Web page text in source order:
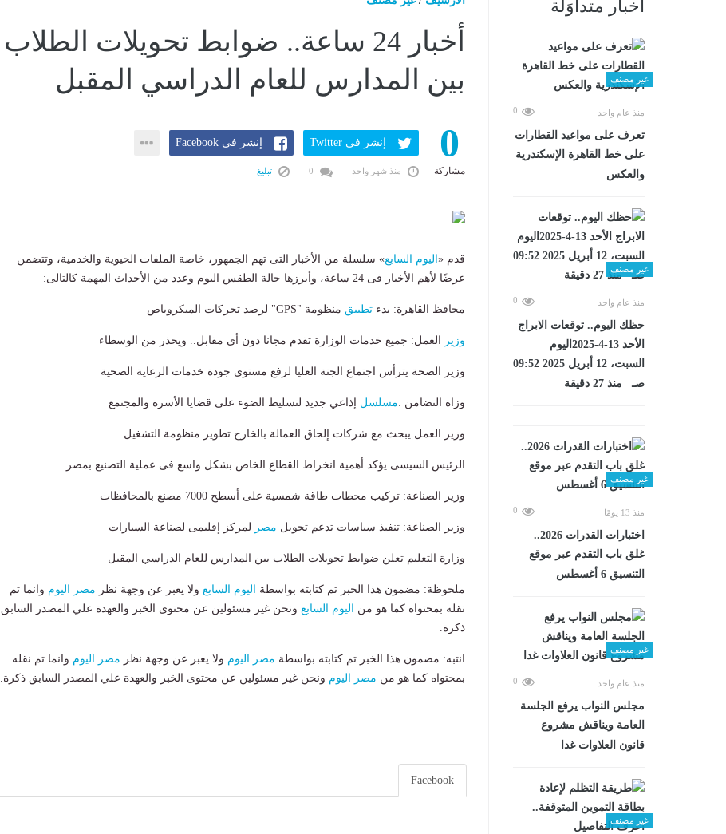
أخبار متداوَلة
غير مصنف
منذ عام واحد 0
تعرف على مواعيد القطارات
على خط القاهرة الإسكندرية
والعكس
غير مصنف
منذ عام واحد 0
حظك اليوم.. توقعات الابراج
الأحد 13-4-2025اليوم
السبت، 12 أبريل 2025 09:52
صـ منذ 27 دقيقة
غير مصنف
منذ 13 يومًا 0
اختبارات القدرات 2026..
غلق باب التقدم عبر موقع
التنسيق 6 أغسطس
غير مصنف
منذ عام واحد 0
مجلس النواب يرفع الجلسة
العامة ويناقش مشروع
قانون العلاوات غدا
غير مصنف
أخبار 24 ساعة.. ضوابط تحويلات الطلاب
بين المدارس للعام الدراسي المقبل
0
مشاركة
إنشر فى Twitter إنشر فى Facebook
منذ شهر واحد تبليغ
قدم « اليوم السابع
» سلس‎لة من الأخبار التى تهم الجمهور، خاصة الملفات الحيوية والخدمية، وتتضمن
عرضًا لأهم الأخبار فى 24 ساعة، وأبرزها حالة الطقس اليوم وعدد من الأحداث المهمة كالتالى:
​محافظ القاهرة: بدء تطبيق منظومة "GPS" لرصد تحركات الميكروباص
وزير العمل: جميع خدمات الوزارة تقدم مجانا دون أي مقابل.. ويحذر من الوسطاء
وزير الصحة يترأس اجتماع الجنة العليا لرفع مستوى جودة خدمات الرعاية الصحية
وزاة التضامن :مسلسل إذاعي جديد لتسليط الضوء على قضايا الأسرة والمجتمع
وزير العمل يبحث مع شركات إلحاق العمالة بالخارج تطوير منظومة التشغيل
الرئيس السيسى يؤكد أهمية انخراط القطاع الخاص بشكل واسع فى عملية التصنيع بمصر
وزير الصناعة: تركيب محطات طاقة شمسية على أسطح 7000 مصنع بالمحافظات
وزير الصناعة: تنفيذ سياسات تدعم تحويل مصر لمركز إقليمى لصناعة السيارات
وزارة التعليم تعلن ضوابط تحويلات الطلاب بين المدارس للعام الدراسي المقبل
ملحوظة: مضمون هذا الخبر تم كتابته بواسطة اليوم السابع ولا يعبر عن وجهة نظر مصر اليوم وانما تم
نقله بمحتواه كما هو من
اليوم السابع ونحن غير مسئولين عن محتوى الخبر والعهدة علي المصدر السابق
ذكرة.
انتبه: مضمون هذا الخبر تم كتابته بواسطة مصر اليوم ولا يعبر عن وجهة نظر مصر اليوم وانما تم نقله
بمحتواه كما هو من مصر اليوم ونحن غير مسئولين عن محتوى الخبر والعهدة علي المصدر السابق ذكرة.
Facebook